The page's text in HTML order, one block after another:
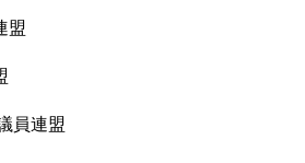
盟
員連盟